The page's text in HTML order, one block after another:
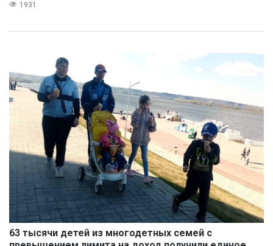
1931
63 тысячи детей из многодетных семей с